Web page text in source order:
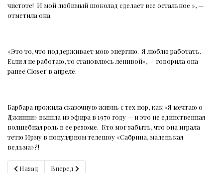
чистоте! И мой любимый шоколад сделает все остальное », —
отметила она.
«Это то, что поддерживает мою энергию. Я люблю работать.
Если я не работаю, то становлюсь ленивой», — говорила она
ранее Closer в апреле.
Барбара прожила сказочную жизнь с тех пор, как «Я мечтаю о
Джинни» вышла из эфира в 1970 году — и это не единственная
волшебная роль в ее резюме. Кто мог забыть, что она играла
тетю Ирму в популярном телешоу «Сабрина, маленькая
ведьма»?!
Предыдущий: Майли Сайрус
Назад Следующий: Шоколадная крошка растопила сердце
Вперед